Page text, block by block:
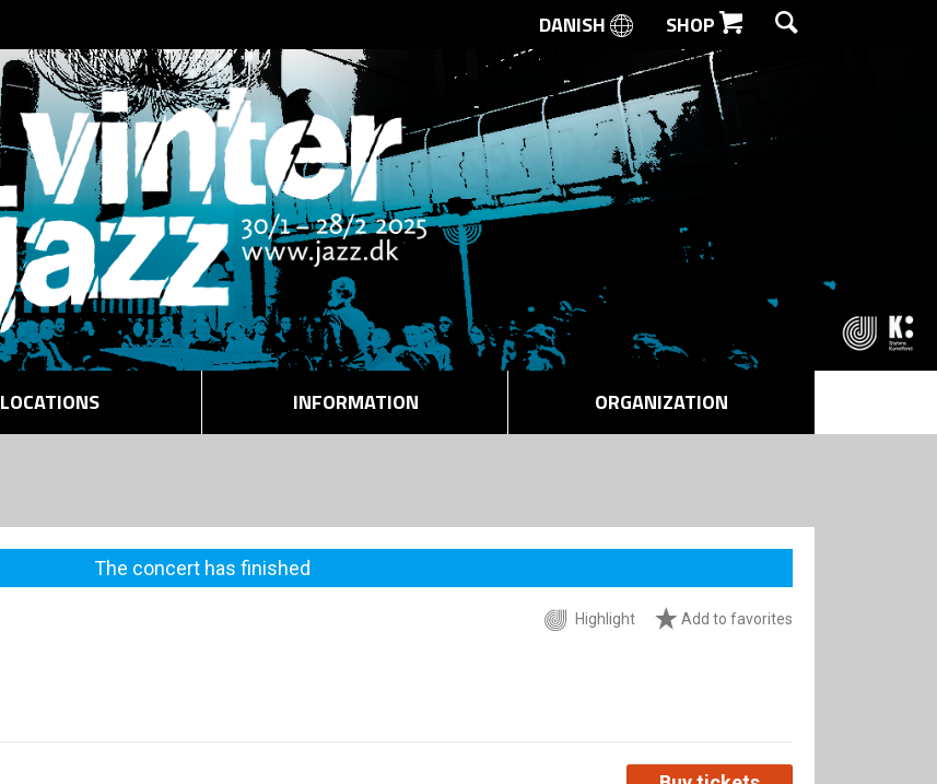
SEARCH
DANISH SHOP
LOCATIONS INFORMATION ORGANIZATION
The concert has finished
Highlight Add to favorites